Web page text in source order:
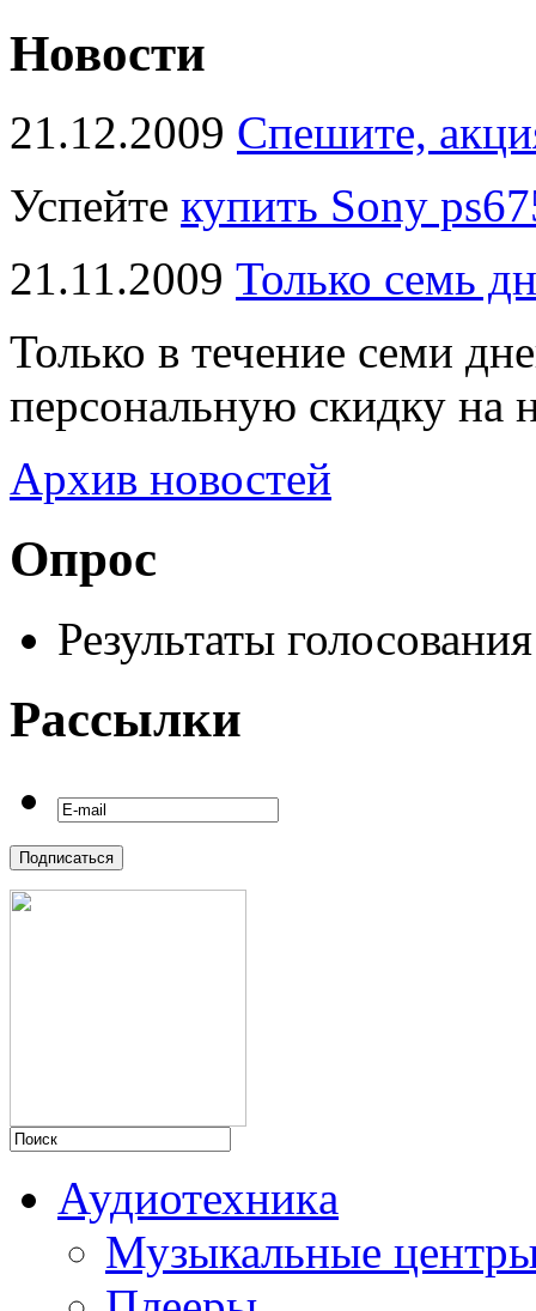
Новости
21.12.2009 Спешите,
Успейте купить Sony
21.11.2009 Только семь
Только в течение семи
персональную скидку на
Архив новостей
Опрос
Результаты
Рассылки
Аудиотехникa
Музыкальные